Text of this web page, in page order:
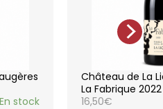
suivies.
de la
style de
moment de la vie,
la pureté de
En stock
Château de La
La Fabrique 2022
16,50€